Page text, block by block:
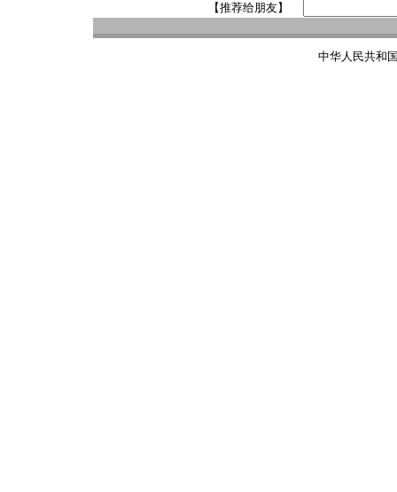
【推荐给朋友】
中华人民共和